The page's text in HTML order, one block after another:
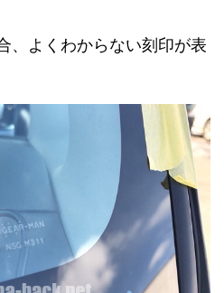
、よくわからない刻印が表